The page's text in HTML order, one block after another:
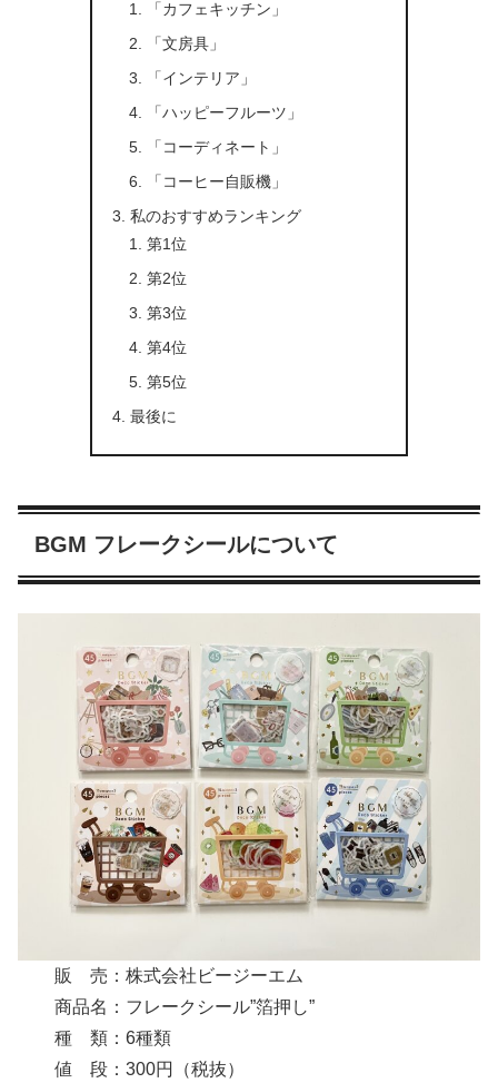
「カフェキッチン」
「文房具」
「インテリア」
「ハッピーフルーツ」
「コーディネート」
「コーヒー自販機」
私のおすすめランキング
第1位
第2位
第3位
第4位
第5位
最後に
BGM フレークシールについて
販 売：株式会社ビージーエム
商品名：フレークシール”箔押し”
種 類：6種類
値 段：300円（税抜）